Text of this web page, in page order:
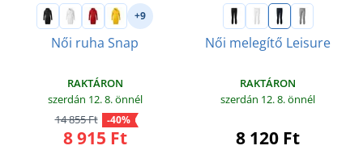
+9
Női ruha Snap
RAKTÁRON
szerdán 12. 8.önnél
14 855 Ft
-40%
8 915 Ft
Női melegítő Leisure
RAKTÁRON
szerdán 12. 8.önnél
8 120 Ft